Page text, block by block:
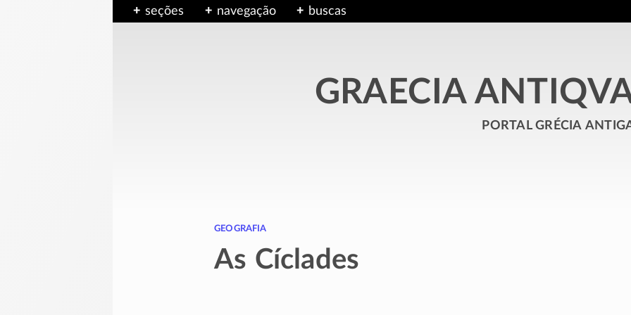
seções navegação buscas
GRAECIA
portal grécia
geografia
As Cíclades